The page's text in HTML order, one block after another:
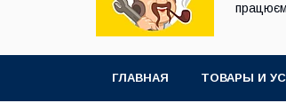
ГЛАВНАЯ ТОВАРЫ И